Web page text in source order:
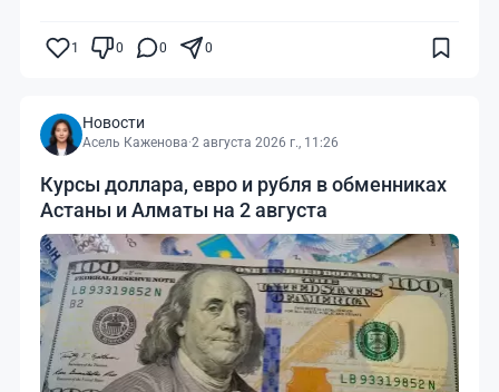
1 0 0 0
Новости
Асель Каженова·2 августа 2026 г., 11:26
Курсы доллара, евро и рубля в обменниках
Астаны и Алматы на 2 августа